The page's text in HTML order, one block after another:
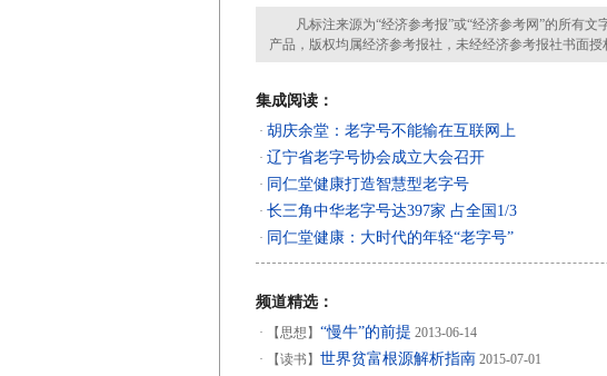
凡标注来源为“经济参考报”或“经济参考网”的所有文
产品，版权均属经济参考报社，未经经济参考报社书面授
集成阅读：
· 胡庆余堂：老字号不能输在互联网上
· 辽宁省老字号协会成立大会召开
· 同仁堂健康打造智慧型老字号
· 长三角中华老字号达397家 占全国1/3
· 同仁堂健康：大时代的年轻“老字号”
频道精选：
· 【思想】 “慢牛”的前提 2013-06-14
·
【读书】 世界贫富根源解析指南 2015-07-01